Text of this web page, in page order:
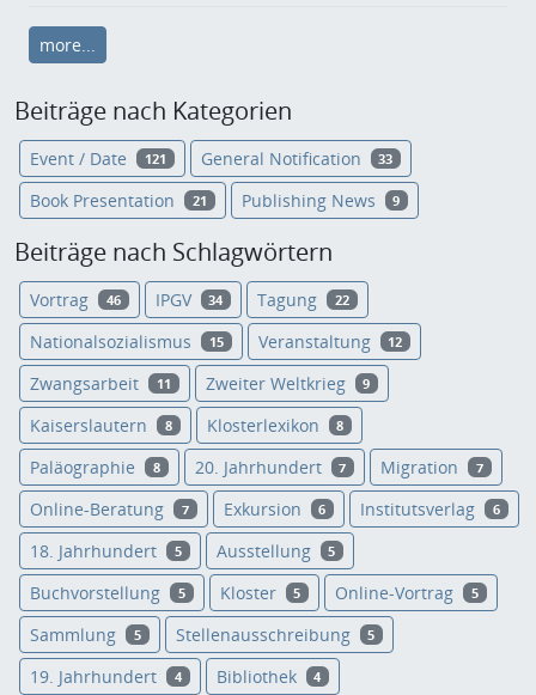
more...
Beiträge nach Kategorien
Event / Date 121 General Notification 33
Book Presentation 21 Publishing News 9
Beiträge nach Schlagwörtern
Vortrag 46 IPGV 34 Tagung 22
Nationalsozialismus 15 Veranstaltung 12
Zwangsarbeit 11 Zweiter Weltkrieg 9
Kaiserslautern 8 Klosterlexikon 8
Paläographie 8 20. Jahrhundert 7 Migration 7
Online-Beratung 7 Exkursion 6 Institutsverlag 6
18. Jahrhundert 5 Ausstellung 5
Buchvorstellung 5 Kloster 5 Online-Vortrag 5
Sammlung 5 Stellenausschreibung 5
19. Jahrhundert 4 Bibliothek 4